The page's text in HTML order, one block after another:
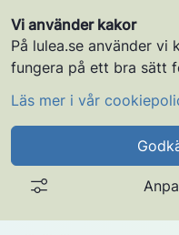
Vi använder kakor
På lulea.se använder
fungera på ett bra sätt
Läs mer i vår